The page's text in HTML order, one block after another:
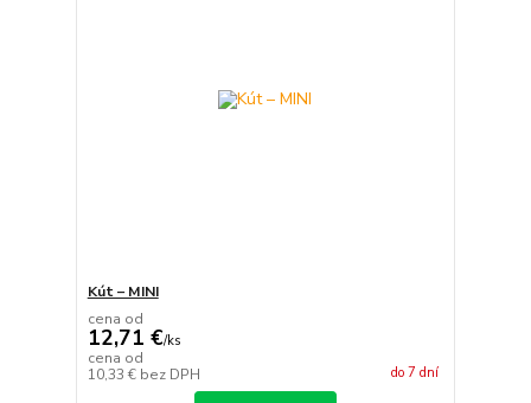
Kút – MINI
cena od
12,71 €/ks
cena od
10,33 € bez DPH do 7 dní